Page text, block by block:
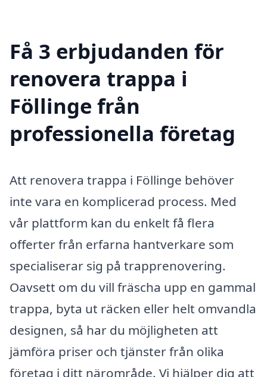
Få 3 erbjudanden för
renovera trappa i
Föllinge från
professionella företag
Att renovera trappa i Föllinge behöver
inte vara en komplicerad process. Med
vår plattform kan du enkelt få flera
offerter från erfarna hantverkare som
specialiserar sig på trapprenovering.
Oavsett om du vill fräscha upp en gammal
trappa, byta ut räcken eller helt omvandla
designen, så har du möjligheten att
jämföra priser och tjänster från olika
företag i ditt närområde. Vi hjälper dig att